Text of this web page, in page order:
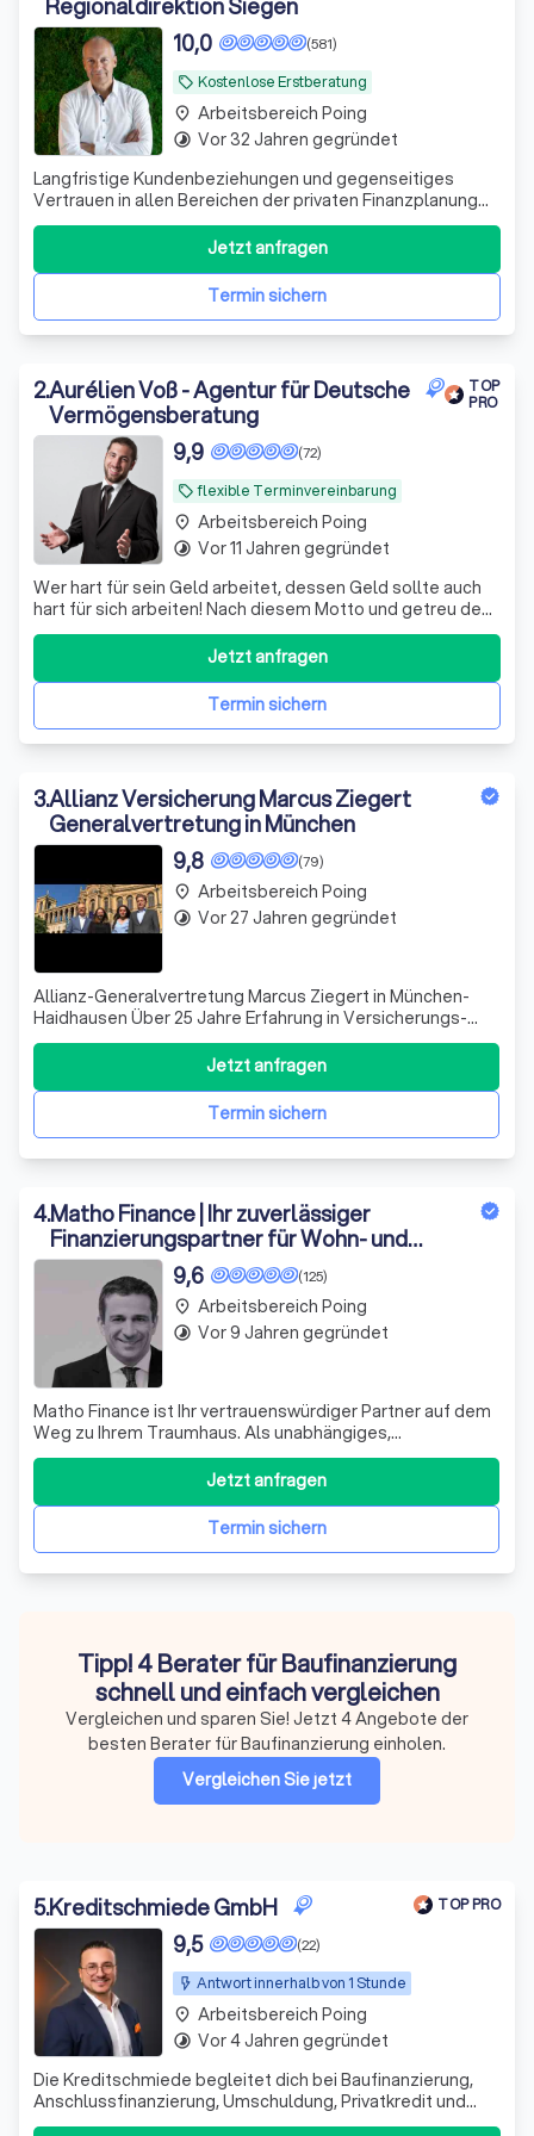
local_offer Kostenlose Erstberatung
(581)
10,0
Langfristige Kundenbeziehungen und gegenseitiges
Vertrauen in allen Bereichen der privaten Finanzplanung
zeichnen uns aus. Im Bereich Kapitalanlage, Vorsorge und
Experten der Finanzanalyse für Privathaushalte - und
arbeiten unabhängig vonTermin sichern
Jetzt anfragen
place Arbeitsbereich Poing
timelapse Vor 32 Jahren gegründet
2.Aurélien Voß - Agentur für Deutsche
Vermögensberatung
TOP
PRO
local_offer flexible Terminvereinbarung
(72)
9,9
Wer hart für sein Geld arbeitet, dessen Geld sollte auch
hart für sich arbeiten! Nach diesem Motto und getreu dem
Leitsatz "Menschen brauchen Menschen" berate und
betreue ich Kunden seit 2014.
Termin sichern
Jetzt anfragen
place Arbeitsbereich Poing
timelapse Vor 11 Jahren gegründet
3.Allianz Versicherung Marcus Ziegert
Generalvertretung in München
(79)
9,8
Allianz-Generalvertretung Marcus Ziegert in München-
Haidhausen Über 25 Jahre Erfahrung in Versicherungs-
und Finanzfragen schaffen Vertrauen und stehen für
unsere Kompetenz und Zuverlässigkeit. Wir sind unter
anderem Fachspezialisten für Baufinanzierung und
Bausparen: Als starker Partner sind wir
Termin sichern
Jetzt anfragen
place Arbeitsbereich Poing
timelapse Vor 27 Jahren gegründet
4.Matho Finance | Ihr zuverlässiger
Finanzierungspartner für Wohn- und
Gewerbeimmobilien
(125)
9,6
Matho Finance ist Ihr vertrauenswürdiger Partner auf dem
Weg zu Ihrem Traumhaus. Als unabhängiges,
dynamisches Unternehmen mit Fokus auf Baufinanzierung
und Investment, stehen wir Ihnen mit Expertise und
Engagement zur Seite. Wir verstehen, dass der Kauf eines
Eigenheims eine aufregende, aber auch h
Termin sichern
Jetzt anfragen
place Arbeitsbereich Poing
timelapse Vor 9 Jahren gegründet
Tipp! 4 Berater für Baufinanzierung
schnell und einfach vergleichen
Vergleichen und sparen Sie! Jetzt 4 Angebote der
besten Berater für Baufinanzierung einholen.
Vergleichen Sie jetzt
5.Kreditschmiede GmbH TOP PRO
Antwort innerhalb von 1 Stunde
(22)
9,5
Die Kreditschmiede begleitet dich bei Baufinanzierung,
Anschlussfinanzierung, Umschuldung, Privatkredit und
Kapitalanlagen – ehrlich, verständlich und mit Blick auf
place Arbeitsbereich Poing
timelapse Vor 4 Jahren gegründet